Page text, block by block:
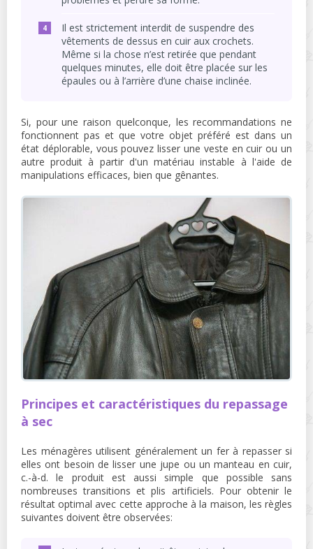
Il est strictement interdit de suspendre des
vêtements de dessus en cuir aux crochets.
Même si la chose n’est retirée que pendant
quelques minutes, elle doit être placée sur les
épaules ou à l’arrière d’une chaise inclinée.
Si, pour une raison quelconque, les recommandations ne
fonctionnent pas et que votre objet préféré est dans un
état déplorable, vous pouvez lisser une veste en cuir ou un
autre produit à partir d'un matériau instable à l'aide de
manipulations efficaces, bien que gênantes.
Principes et caractéristiques du repassage
à sec
Les ménagères utilisent généralement un fer à repasser si
elles ont besoin de lisser une jupe ou un manteau en cuir,
c.-à-d. le produit est aussi simple que possible sans
nombreuses transitions et plis artificiels. Pour obtenir le
résultat optimal avec cette approche à la maison, les règles
suivantes doivent être observées: